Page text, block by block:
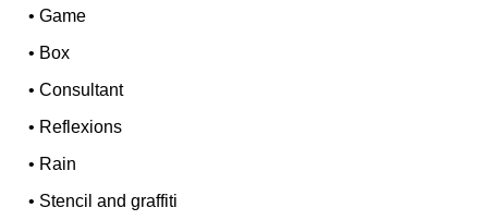
•Game
• Box
•Consultant
• Reflexions
• Rain
• Stencil and graffiti